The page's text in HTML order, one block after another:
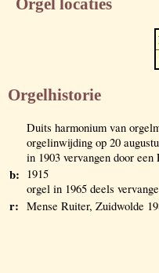
Orgel locaties
Orgelhistorie
Duits harmonium van
orgelinwijding op 20
in 1903 vervangen door
b:
1915
orgel in 1965 deels
r: Mense Ruiter, Zuidwolde